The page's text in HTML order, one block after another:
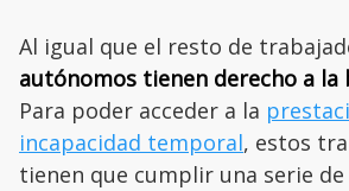
Al igual que el resto de
autónomos tienen derecho a la
Para poder acceder a la
incapacidad temporal, estos
tienen que cumplir una serie